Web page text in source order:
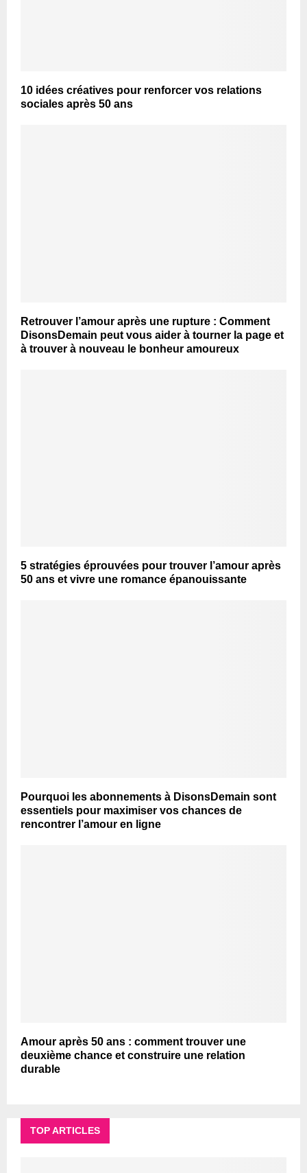
10 idées créatives pour renforcer vos relations
sociales après 50 ans
Retrouver l’amour après une rupture : Comment
DisonsDemain peut vous aider à tourner la page et
à trouver à nouveau le bonheur amoureux
5 stratégies éprouvées pour trouver l’amour après
50 ans et vivre une romance épanouissante
Pourquoi les abonnements à DisonsDemain sont
essentiels pour maximiser vos chances de
rencontrer l’amour en ligne
Amour après 50 ans : comment trouver une
deuxième chance et construire une relation
durable
TOP ARTICLES